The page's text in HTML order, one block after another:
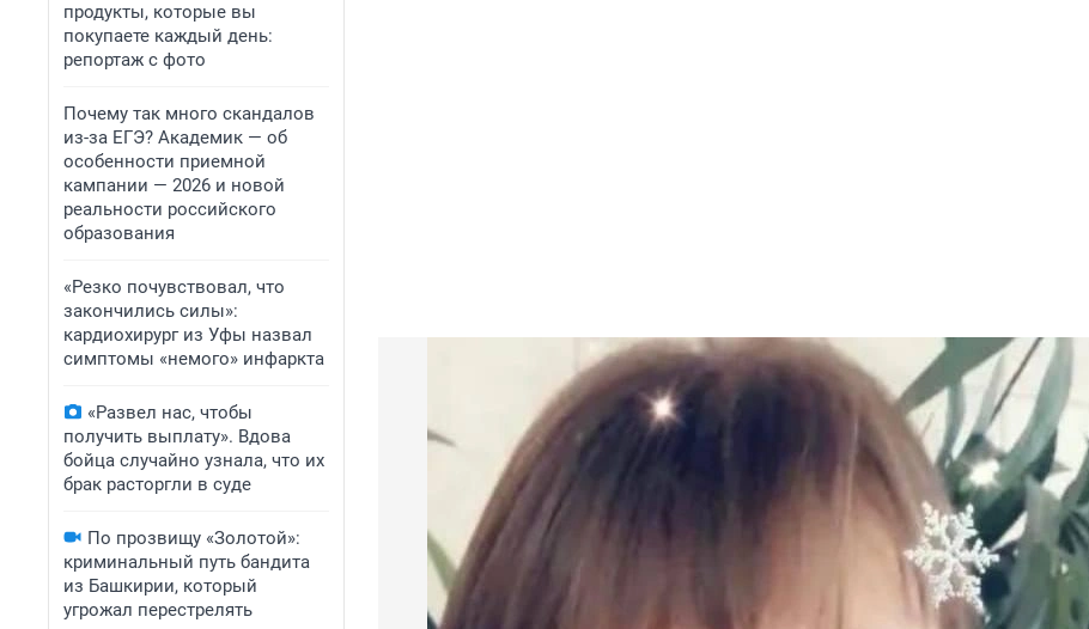
продукты, которые вы
покупаете каждый день:
репортаж с фото
Почему так много скандалов
из-за ЕГЭ? Академик — об
особенности приемной
кампании — 2026 и новой
реальности российского
образования
«Резко почувствовал, что
закончились силы»:
кардиохирург из Уфы назвал
симптомы «немого» инфаркта
«Развел нас, чтобы
получить выплату». Вдова
бойца случайно узнала, что их
брак расторгли в суде
По прозвищу «Золотой»:
криминальный путь бандита
из Башкирии, который
угрожал перестрелять